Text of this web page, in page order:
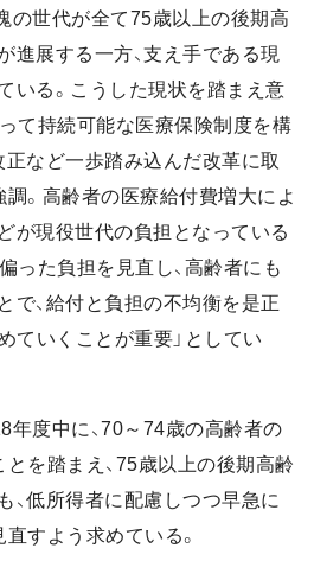
の世代が全て75歳以上の後期高
進展する一方、支え手である現
いる。こうした現状を踏まえ意
って持続可能な医療保険制度を構
正など一歩踏み込んだ改革に取
調。高齢者の医療給付費増大によ
が現役世代の負担となっている
った負担を見直し、高齢者にも
で、給付と負担の不均衡を是正
ていくことが重要」としてい
年度中に、70～74歳の高齢者の
を踏まえ、75歳以上の後期高齢
、低所得者に配慮しつつ早急に
すよう求めている。